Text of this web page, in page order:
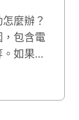
麼辦？
包含電
如果您
動的困